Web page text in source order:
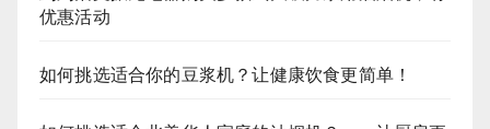
优惠活动
如何挑选适合你的豆浆机？让健康饮食更简单！